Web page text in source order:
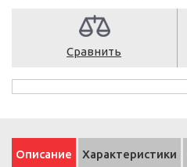
Сравнить
Описание Характеристики